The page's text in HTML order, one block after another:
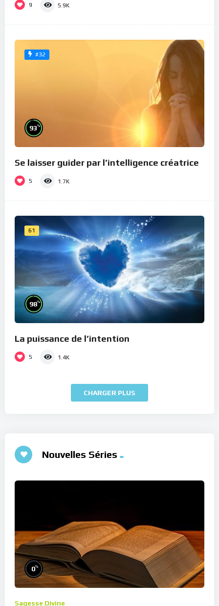
9 5.9K
#32
93%
Se laisser guider par l’intelligence créatrice
5 1.7K
61
98%
La puissance de l’intention
5 1.4K
CHARGER PLUS
Nouvelles Séries
0%
Sagesse Divine